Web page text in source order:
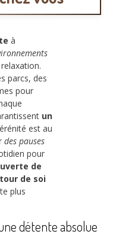
à
parcs, des
pour
un
est au
des pauses
pour
de
de soi
plus
détente absolue